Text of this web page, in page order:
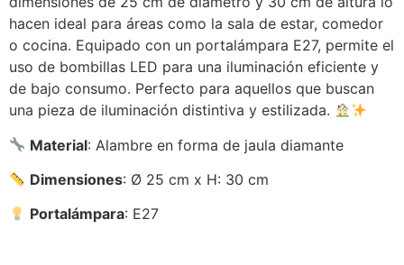
hacen ideal para áreas como la sala de estar, comedor
o cocina. Equipado con un portalámpara E27, permite el
uso de bombillas LED para una iluminación eficiente y
de bajo consumo. Perfecto para aquellos que buscan
una pieza de iluminación distintiva y estilizada.
Material: Alambre en forma de jaula diamante
Dimensiones: Ø 25 cm x H: 30 cm
Portalámpara: E27